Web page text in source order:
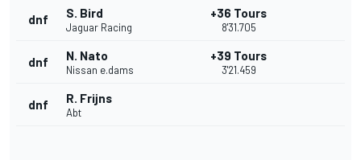
dnf S. Bird
Jaguar Racing
+36 Tours
8'31.705
dnf N. Nato
Nissan e.dams
+39 Tours
3'21.459
dnf R. Frijns
Abt